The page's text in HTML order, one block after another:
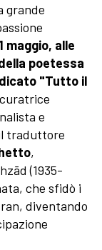
grande
maggio, alle
poetessa
"Tutto il
e
traduttore
,
(1935-
che sfidò i
diventando